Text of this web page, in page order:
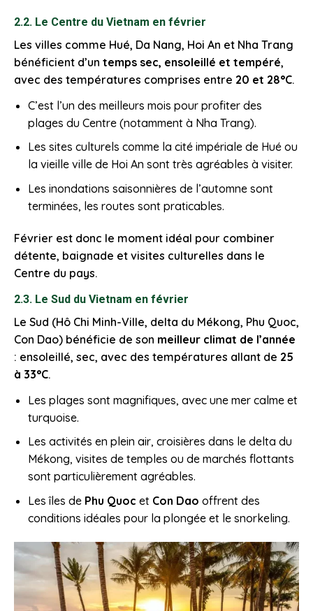
2.2. Le Centre du Vietnam en février
Les villes comme Hué, Da Nang, Hoi An et Nha Trang
bénéficient d’un temps sec, ensoleillé et tempéré,
avec des températures comprises entre 20 et 28°C.
C’est l’un des meilleurs mois pour profiter des
plages du Centre (notamment à Nha Trang).
Les sites culturels comme la cité impériale de Hué ou
la vieille ville de Hoi An sont très agréables à visiter.
Les inondations saisonnières de l’automne sont
terminées, les routes sont praticables.
Février est donc le moment idéal pour combiner
détente, baignade et visites culturelles dans le
Centre du pays.
2.3. Le Sud du Vietnam en février
Le Sud (Hô Chi Minh-Ville, delta du Mékong, Phu Quoc,
Con Dao) bénéficie de son meilleur climat de l’année
: ensoleillé, sec, avec des températures allant de 25
à 33°C.
Les plages sont magnifiques, avec une mer calme et
turquoise.
Les activités en plein air, croisières dans le delta du
Mékong, visites de temples ou de marchés flottants
sont particulièrement agréables.
Les îles de Phu Quoc et Con Dao offrent des
conditions idéales pour la plongée et le snorkeling.